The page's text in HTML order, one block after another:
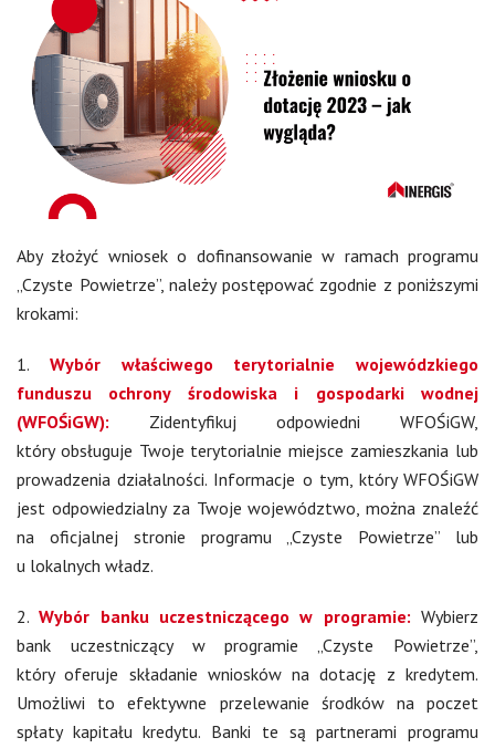
Aby złożyć wniosek o dofinansowanie w ramach programu
„Czyste Powietrze”, należy postępować zgodnie z poniższymi
krokami:
1. Wybór właściwego terytorialnie wojewódzkiego
funduszu ochrony środowiska i gospodarki wodnej
(WFOŚiGW): Zidentyfikuj odpowiedni WFOŚiGW,
który obsługuje Twoje terytorialnie miejsce zamieszkania lub
prowadzenia działalności. Informacje o tym, który WFOŚiGW
jest odpowiedzialny za Twoje województwo, można znaleźć
na oficjalnej stronie programu „Czyste Powietrze” lub
u lokalnych władz.
2.Wybór banku uczestniczącego w programie: Wybierz
bank uczestniczący w programie „Czyste Powietrze”,
który oferuje składanie wniosków na dotację z kredytem.
Umożliwi to efektywne przelewanie środków na poczet
spłaty kapitału kredytu. Banki te są partnerami programu